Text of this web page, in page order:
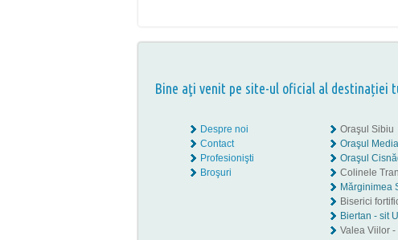
Bine aţi venit pe site-ul oficial al destinației
Despre noi
Contact
Profesionişti
Broşuri
Oraşul Sibiu
Oraşul
Oraşul
Colinele
Mărginimea
Biserici
Biertan - sit
Valea Viilor -